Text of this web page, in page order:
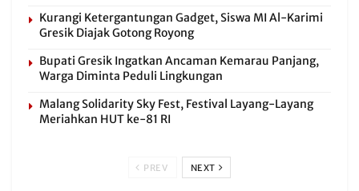
Kurangi Ketergantungan Gadget, Siswa MI Al-Karimi
Gresik Diajak Gotong Royong
Bupati Gresik Ingatkan Ancaman Kemarau Panjang,
Warga Diminta Peduli Lingkungan
Malang Solidarity Sky Fest, Festival Layang-Layang
Meriahkan HUT ke-81 RI
PREV NEXT